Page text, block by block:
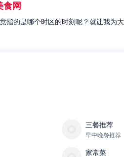
食网
的是哪个时区的时刻呢？就让我为
三餐推荐
早中晚餐推荐
家常菜